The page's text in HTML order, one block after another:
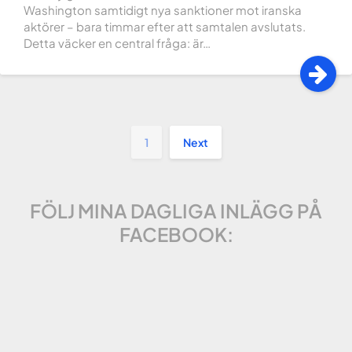
Washington samtidigt nya sanktioner mot iranska
aktörer – bara timmar efter att samtalen avslutats.
Detta väcker en central fråga: är…
1 Next
FÖLJ MINA DAGLIGA INLÄGG PÅ
FACEBOOK: